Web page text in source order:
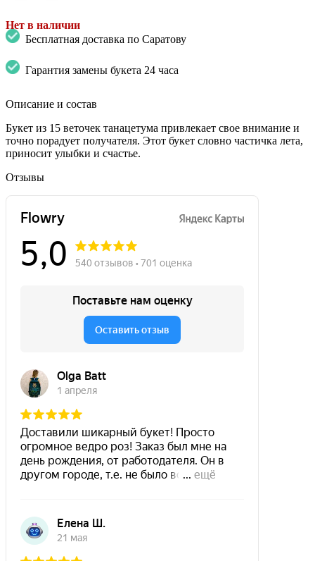
Нет в наличии
Бесплатная доставка по Саратову
Гарантия замены букета 24 часа
Описание и состав
Букет из 15 веточек танацетума привлекает свое внимание и
точно порадует получателя. Этот букет словно частичка лета,
приносит улыбки и счастье.
Отзывы